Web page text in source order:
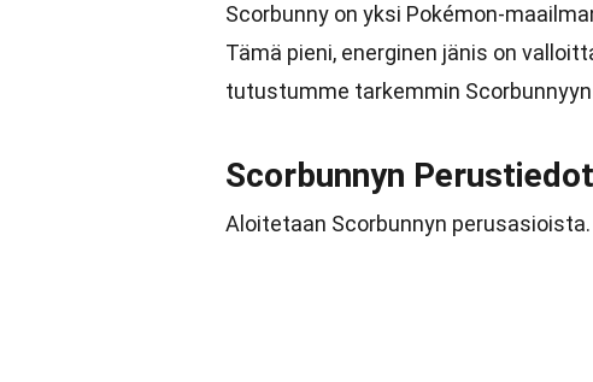
Scorbunny on yksi Pokémon-
Tämä pieni, energinen jänis on
tutustumme tarkemmin
Scorbunnyn Perustiedot
Aloitetaan Scorbunnyn